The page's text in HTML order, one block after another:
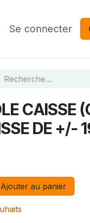
Se connecter
CAISSE
DE +/-
Ajouter au panier